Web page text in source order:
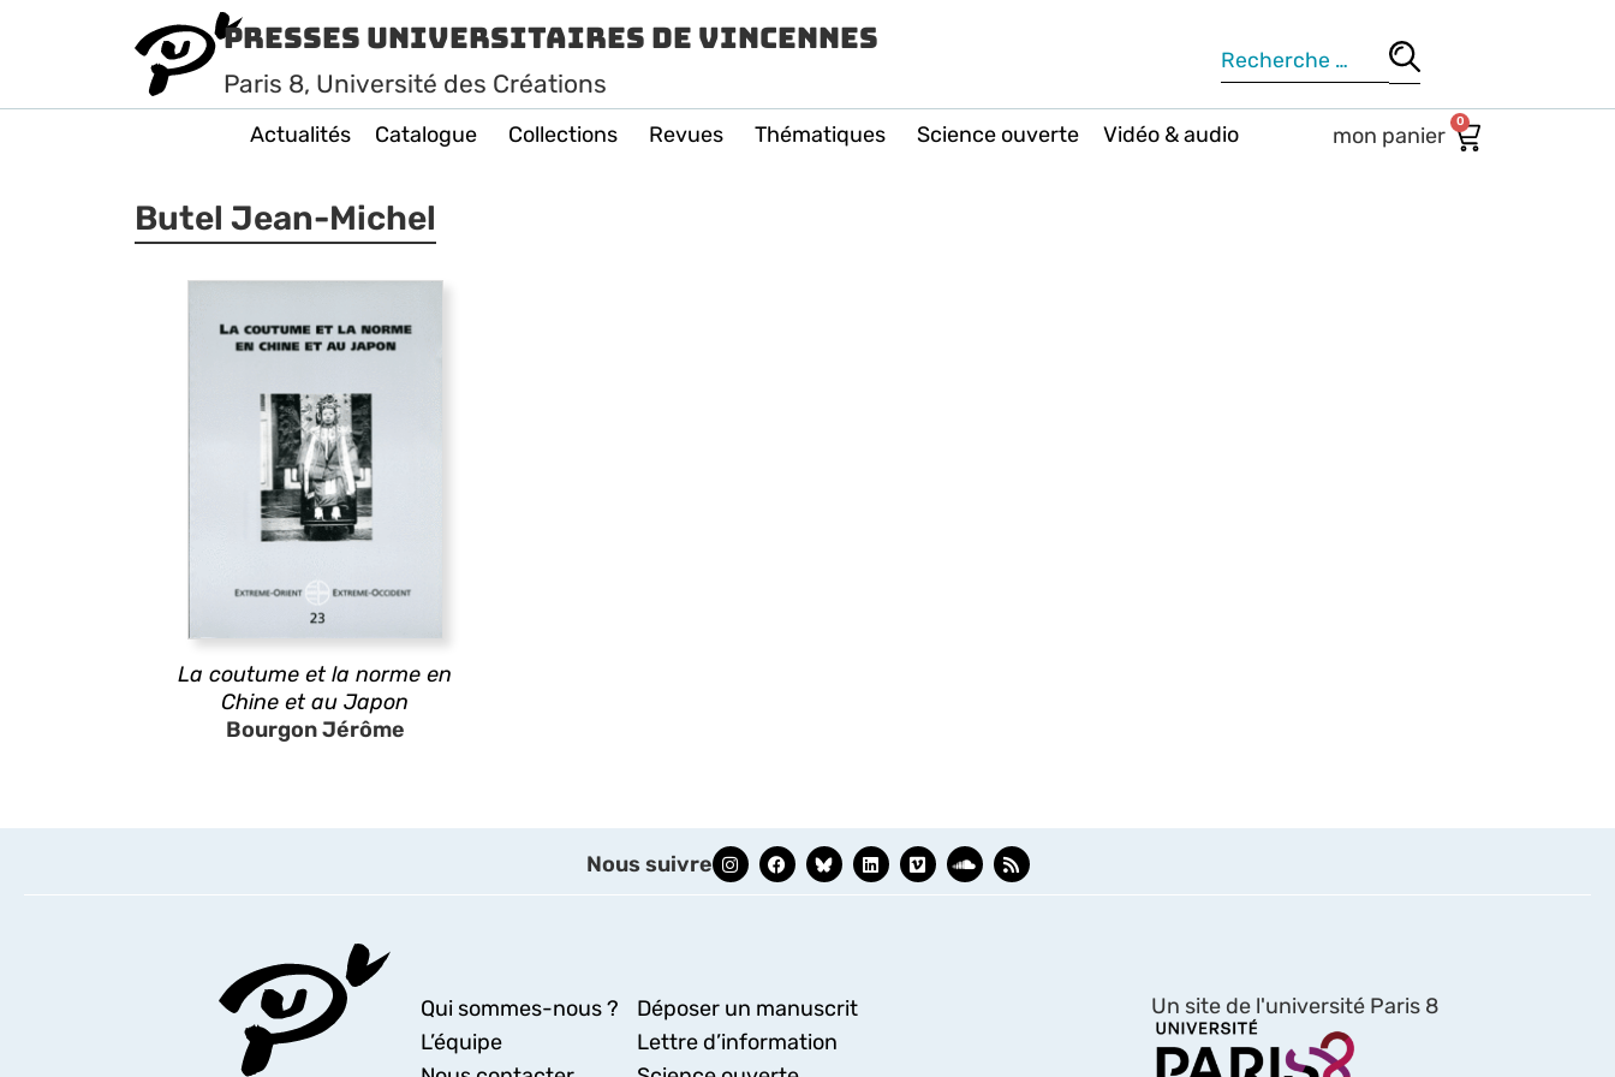
Presses Universitaires de Vincennes
Paris 8, Université des Créations
Actualités Catalogue Collections Revues Thématiques Science ouverte Vidéo & audio 0
Butel Jean-Michel
La coutume et la norme en
Chine et au Japon
Bourgon Jérôme
Nous suivre
Qui sommes-nous ?
L’équipe
Déposer un manuscrit
Lettre d’information
Un site de l'université Paris 8